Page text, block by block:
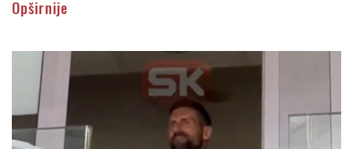
Opširnije